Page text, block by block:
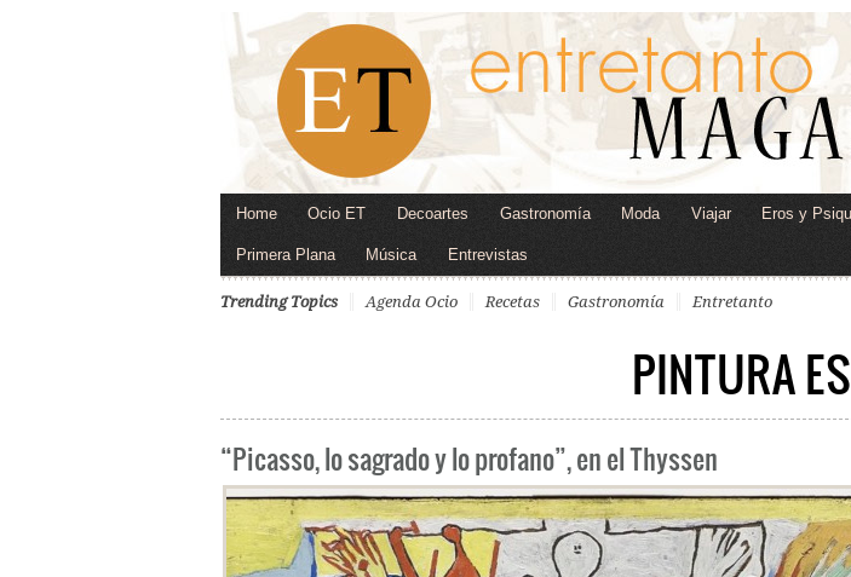
Home Ocio ET Decoartes Gastronomía Moda Viajar Eros y
Primera Plana Música Entrevistas
Trending Topics Agenda Ocio Recetas Gastronomía Entretanto
PINTURA
“Picasso, lo sagrado y lo profano”, en el Thyssen